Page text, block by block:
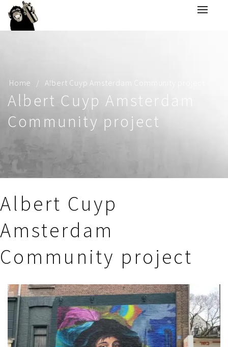
Home Albert Cuyp Amsterdam Community project
Albert Cuyp Amsterdam
Community project
Albert Cuyp
Amsterdam
Community project